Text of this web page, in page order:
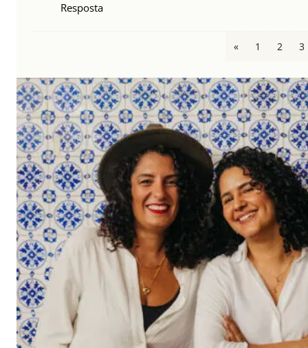
Resposta
« 1 2 3